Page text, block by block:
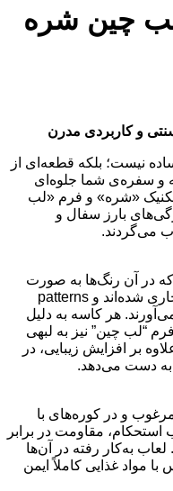
۲۵.۰۰۰ تومان
بود.
چین شره
و کاربردی مدرن
نیست؛ بلکه قطعه‌ای از
و سفره‌ی شما جلوه‌ای
«شره» و فرم «لب
بارز سفال و
می‌گردند.
در آن رنگ‌ها به صورت
روان و قطره‌ای بر روی بدنهی ظرف جاری شده‌اند و patterns
هر کاسه به دلیل
“لب چین” نیز به لبهی
بر افزایش زیبایی، در
به دست می‌دهد.
و در کوره‌های با
مقاومت در برابر
به‌کار رفته در آن‌ها
مواد غذایی کاملاً ایمن